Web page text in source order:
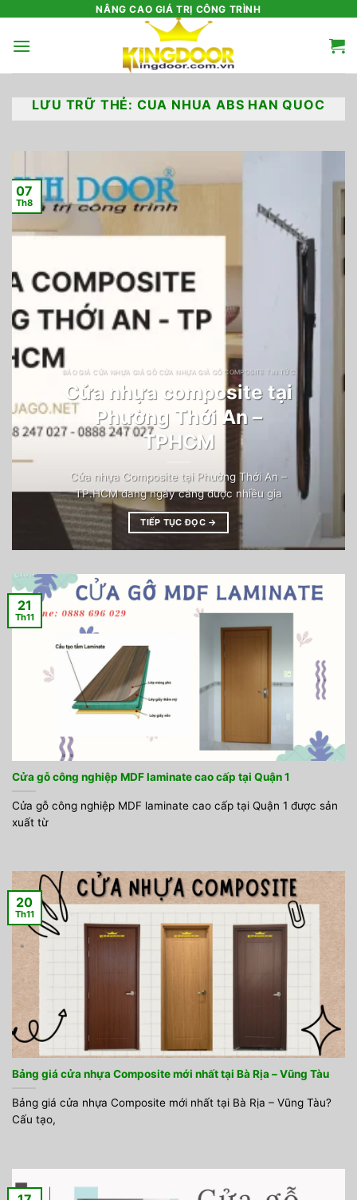
nội
NÂNG CAO GIÁ TRỊ CÔNG TRÌNH
LƯU TRỮ THẺ: CUA NHUA ABS HAN QUOC
BÁO GIÁ CỬA NHỰA GIẢ GỖ CỬA NHỰA GIẢ GỖ COMPOSITE TIN TỨC
Cửa nhựa composite tại
Phường Thới An –
TPHCM
Cửa nhựa Composite tại Phường Thới An –
TP.HCM đang ngày càng được nhiều gia
TIẾP TỤC ĐỌC →
07
Th8
Cửa gỗ công nghiệp MDF laminate cao cấp tại Quận 1
Cửa gỗ công nghiệp MDF laminate cao cấp tại Quận 1 được sản
xuất từ
21
Th11
Bảng giá cửa nhựa Composite mới nhất tại Bà Rịa – Vũng Tàu
Bảng giá cửa nhựa Composite mới nhất tại Bà Rịa – Vũng Tàu?
Cấu tạo,
20
Th11